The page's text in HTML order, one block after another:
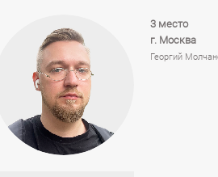
3 место
г. Москва
Георгий